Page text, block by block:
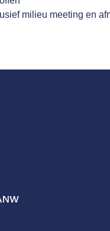
milieu meeting en